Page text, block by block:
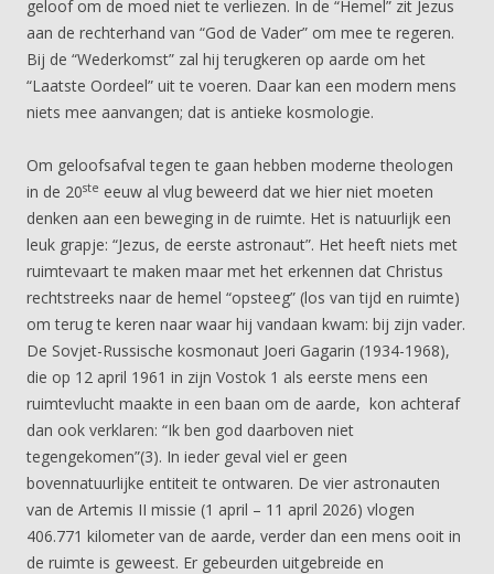
geloof om de moed niet te verliezen. In de “Hemel” zit Jezus
aan de rechterhand van “God de Vader” om mee te regeren.
Bij de “Wederkomst” zal hij terugkeren op aarde om het
“Laatste Oordeel” uit te voeren. Daar kan een modern mens
niets mee aanvangen; dat is antieke kosmologie.
Om geloofsafval tegen te gaan hebben moderne theologen
in de 20ste eeuw al vlug beweerd dat we hier niet moeten
denken aan een beweging in de ruimte. Het is natuurlijk een
leuk grapje: “Jezus, de eerste astronaut”. Het heeft niets met
ruimtevaart te maken maar met het erkennen dat Christus
rechtstreeks naar de hemel “opsteeg” (los van tijd en ruimte)
om terug te keren naar waar hij vandaan kwam: bij zijn vader.
De Sovjet-Russische kosmonaut Joeri Gagarin (1934-1968),
die op 12 april 1961 in zijn Vostok 1 als eerste mens een
ruimtevlucht maakte in een baan om de aarde, kon achteraf
dan ook verklaren: “Ik ben god daarboven niet
tegengekomen”(3). In ieder geval viel er geen
bovennatuurlijke entiteit te ontwaren. De vier astronauten
van de Artemis II missie (1 april – 11 april 2026) vlogen
406.771 kilometer van de aarde, verder dan een mens ooit in
de ruimte is geweest. Er gebeurden uitgebreide en